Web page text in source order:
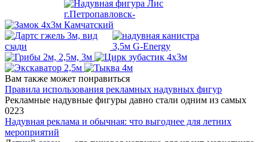
Вам также может понравиться
Правила использования рекламных надувных фигур
Рекламные надувные фигуры давно стали одним из самых
0223
Надувная реклама и обычная: что выгоднее для летних
мероприятий